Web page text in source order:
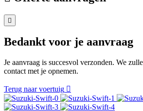
Bedankt voor je aanvraag
Je aanvraag is succesvol verzonden. We
contact met je opnemen.
Terug naar voertuig